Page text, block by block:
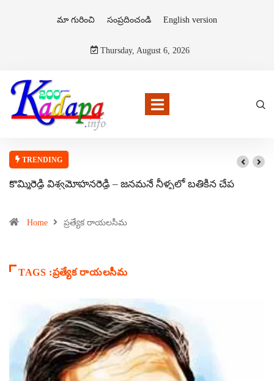
మా గురించి సంప్రదించండి English version
Thursday, August 6, 2026
TRENDING
కొమ్మిరెడ్డి విశ్వమోహనరెడ్డి – జనమనే నీళ్ళలో బతికిన చేప
Home ప్రత్యేక రాయలసీమ
TAGS :ప్రత్యేక రాయలసీమ